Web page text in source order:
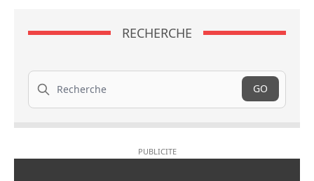
RECHERCHE
Recherche
GO